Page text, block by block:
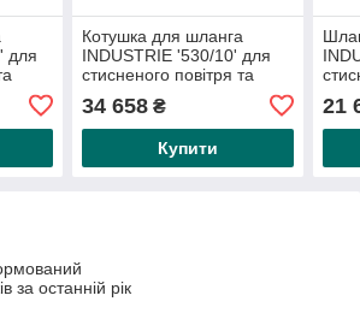
для
20
Котушка для шланга
INDUSTRIE '530/10' для
стисненого повітря та
води 70 °C, 20 барів 'без
шланга
34 658₴
Купити
21
за останній рік